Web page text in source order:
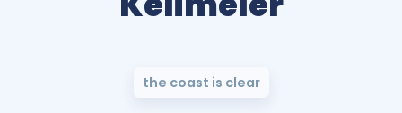
the coast is clear